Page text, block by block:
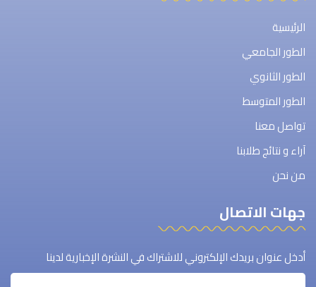
الرئيسية
الطور الجامعي
الطور الثانوي
الطور المتوسط
تواصل معنا
آراء و نتائج طلابنا
من نحن
جهات الاتصال
أدخل عنوان بريدك الإلكتروني للاشتراك في النشرة الإخبارية لدينا